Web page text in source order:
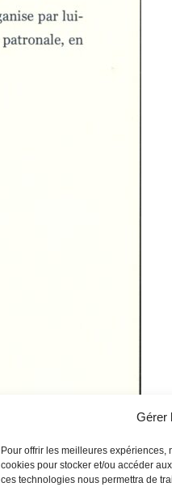
Gérer
Pour offrir les meilleures
cookies pour stocker et/ou accéder
ces technologies nous permettra de